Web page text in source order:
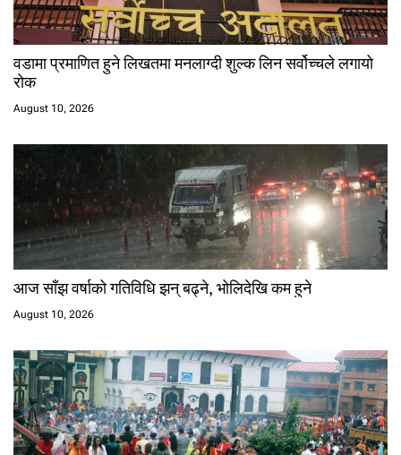
वडामा प्रमाणित हुने लिखतमा मनलाग्दी शुल्क लिन सर्वोच्चले लगायो
रोक
August 10, 2026
आज साँझ वर्षाको गतिविधि झन् बढ्ने, भोलिदेखि कम हुने
August 10, 2026